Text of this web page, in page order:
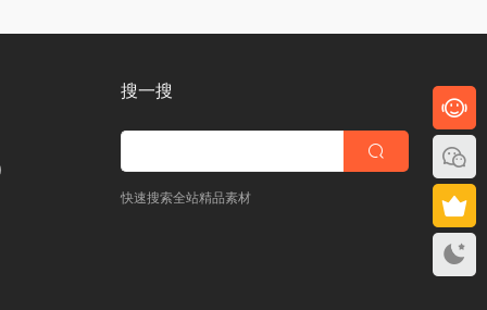
搜一搜
快速搜索全站精品素材